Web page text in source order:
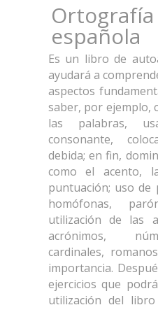
española
Es un libro de
ayudará a
aspectos
saber, por ejemplo,
las palabras,
consonante,
debida; en fin,
como el acento,
puntuación; uso de
homófonas,
utilización de las
acrónimos,
cardinales,
importancia.
ejercicios que
utilización del